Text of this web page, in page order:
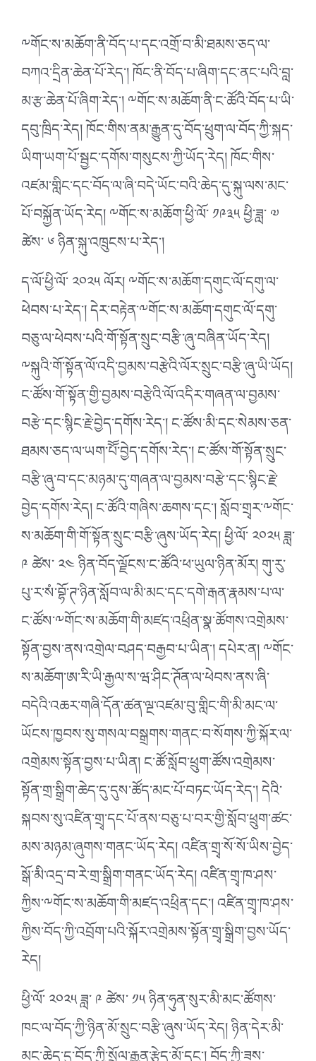
༸གོང་ས་མཆོག་ནི་བོད་པ་དང་འགྲོ་བ་མི་ཐམས་ཅད་ལ་
བཀའ་དྲིན་ཆེན་པོ་རེད་། ཁོང་ནི་བོད་པ་ཞིག་དང་ནང་པའི་བླ་
མ་རྩ་ཆེན་པོ་ཞིག་རེད་། ༸གོང་ས་མཆོག་ནི་ང་ཚོའི་བོད་པ་ཡི་
དབུ་ཁྲིད་རེད། ཁོང་གིས་ནམ་རྒྱུན་དུ་བོད་ཕྲུག་ལ་བོད་ཀྱི་སྐད་
ཡིག་ཡག་པོ་སྦྱང་དགོས་གསུངས་ཀྱི་ཡོད་རེད། ཁོང་གིས་
འཛམ་གླིང་དང་བོད་ལ་ཞི་བདེ་ཡོང་བའི་ཆེད་དུ་སྐུ་ལས་མང་
པོ་བསྐྱོན་ཡོད་རེད། ༸གོང་ས་མཆོག་ཕྱི་ལོ་ ༡༩༣༥ ཕྱི་ཟླ་ ༧
ཚེས་ ༦ ཉིན་སྐུ་འཁྲུངས་པ་རེད་།
ད་ལོ་ཕྱི་ལོ་ ༢༠༢༥ ལོར། ༸གོང་ས་མཆོག་དགུང་ལོ་དགུ་ལ་
ཕེབས་པ་རེད་། དེར་བརྟེན་༸གོང་ས་མཆོག་དགུང་ལོ་དགུ་
བཅུ་ལ་ཕེབས་པའི་གོ་སྟོན་སྲུང་བརྩི་ཞུ་བཞིན་ཡོད་རེད།
༸སྐུའི་གོ་སྟོན་ལོ་འདི་བྱམས་བརྩེའི་ལོར་སྲུང་བརྩི་ཞུ་ཡི་ཡོད།
ང་ཚོས་གོ་སྟོན་གྱི་བྱམས་བརྩེའི་ལོ་འདིར་གཞན་ལ་བྱམས་
བརྩེ་དང་སྙིང་རྗེ་བྱེད་དགོས་རེད་། ང་ཚོས་མི་དང་སེམས་ཅན་
ཐམས་ཅད་ལ་ཡག་པོོ་བྱེད་དགོས་རེད་། ང་ཚོས་གོ་སྟོན་སྲུང་
བརྩི་ཞུ་བ་དང་མཉམ་དུ་གཞན་ལ་བྱམས་བརྩེ་དང་སྙིང་རྗེ་
བྱེད་དགོས་རེད། ང་ཚོའི་གཞིས་ཆགས་དང་། སློབ་གྲྭར་༸གོང་
ས་མཆོག་གི་གོ་སྟོན་སྲུང་བརྩི་ཞུས་ཡོད་རེད། ཕྱི་ལོ་ ༢༠༢༥ ཟླ་
༩ ཚེས་ ༢༤ ཉིན་བོད་ལྗོངས་ང་ཚོའི་ཕ་ཡུལ་ཉིན་མོར། གུ་རུ་
པུ་ར་སཾ་བྷོ་ཊ་ཉིན་སློབ་ལ་མི་མང་དང་དགེ་རྒན་རྣམས་པ་ལ་
ང་ཚོས་༸གོང་ས་མཆོག་གི་མཛད་འཕྲིན་སྣ་ཚོགས་འགྲེམས་
སྟོན་བྱས་ནས་འགྲེལ་བཤད་བརྒྱབ་པ་ཡིན་། དཔེར་ན། ༸གོང་
ས་མཆོག་ཨ་རི་ཡི་རྒྱལ་ས་ཝ་ཤིང་ཊོན་ལ་ཕེབས་ནས་ཞི་
བདེའི་འཆར་གཞི་དོན་ཚན་ལྔ་འཛམ་བུ་གླིང་གི་མི་མང་ལ་
ཡོངས་ཁྱབས་སུ་གསལ་བསྒྲགས་གནང་བ་སོགས་ཀྱི་སྐོར་ལ་
འགྲེམས་སྟོན་བྱས་པ་ཡིན། ང་ཚོ་སློབ་ཕྲུག་ཚོས་འགྲེམས་
སྟོན་གྲ་སྒྲིག་ཆེད་དུ་དུས་ཚོད་མང་པོ་བཏང་ཡོད་རེད་། དེའི་
སྐབས་སུ་འཛིན་གྲྭ་དང་པོ་ནས་བཅུ་པ་བར་གྱི་སློབ་ཕྲུག་ཚང་
མས་མཉམ་ཞུགས་གནང་ཡོད་རེད། འཛིན་གྲྭ་སོ་སོ་ཡིས་བྱེད་
སྒོ་མི་འདྲ་བ་རེ་གྲ་སྒྲིག་གནང་ཡོད་རེད། འཛིན་གྲྭ་ཁ་ཤས་
ཀྱིས་༸གོང་ས་མཆོག་གི་མཛད་འཕྲིན་དང་། འཛིན་གྲྭ་ཁ་ཤས་
ཀྱིས་བོད་ཀྱི་འབྲོག་པའི་སྐོར་འགྲེམས་སྟོན་གྲྭ་སྒྲིག་བྱས་ཡོད་
རེད།
ཕྱི་ལོ་ ༢༠༢༥ ཟླ་ ༩ ཚེས་ ༡༥ ཉིན་ཧུན་སུར་མི་མང་ཚོགས་
ཁང་ལ་བོད་ཀྱི་ཉིན་མོ་སྲུང་བརྩི་ཞུས་ཡོད་རེད། ཉིན་དེར་མི་